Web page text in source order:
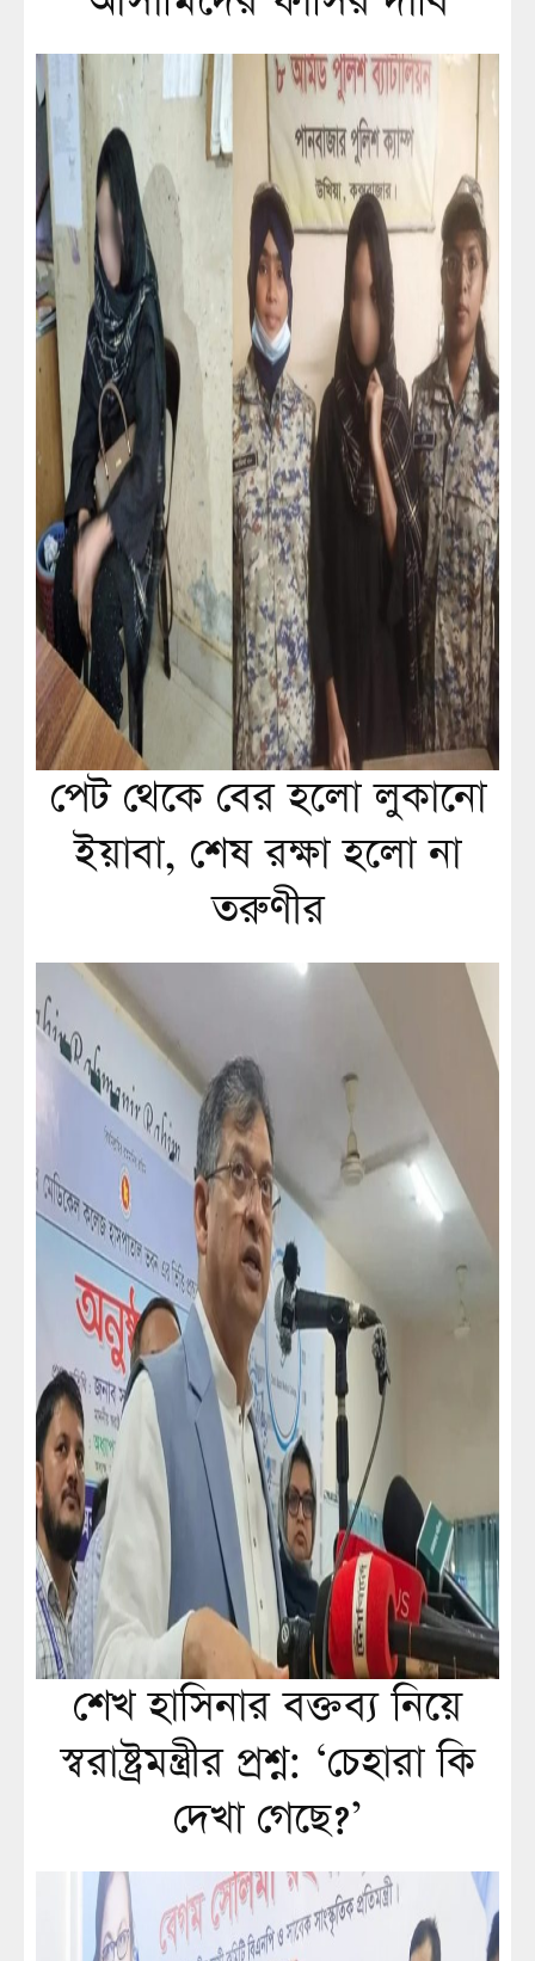
পেট থেকে বের হলো লুকানো
ইয়াবা, শেষ রক্ষা হলো না
তরুণীর
শেখ হাসিনার বক্তব্য নিয়ে
স্বরাষ্ট্রমন্ত্রীর প্রশ্ন: ‘চেহারা কি
দেখা গেছে?’